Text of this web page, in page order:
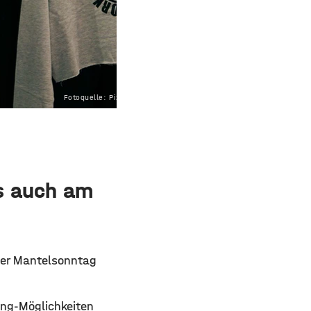
Fotoquelle: Pixabay
auch am
Mantelsonntag
Möglichkeiten